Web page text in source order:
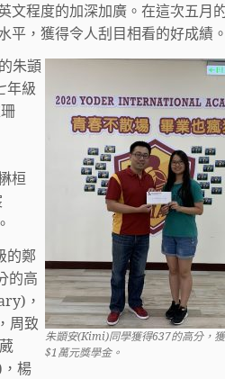
文程度的加深加廣。在這次五月
平，獲得令人刮目相看的好成績
朱顗安(Kimi)同學獲得637的高分，
$1萬元獎學金。
朱顗
年級
桓
的鄭
的高
，
周致
楊